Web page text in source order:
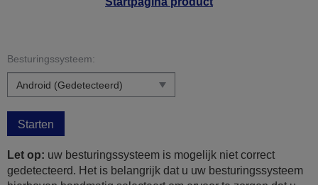
Besturingssysteem:
Starten
Let op: uw besturingssysteem is mogelijk niet correct
gedetecteerd. Het is belangrijk dat u uw besturingssysteem